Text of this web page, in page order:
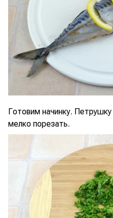
Готовим начинку.
мелко порезать.